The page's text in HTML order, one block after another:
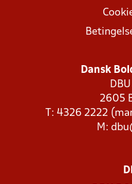
Dansk
2605
T: 4326 2222
M: